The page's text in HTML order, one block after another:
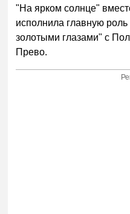
"На ярком солнце"
исполнила главную
золотыми глазами" с
Прево.